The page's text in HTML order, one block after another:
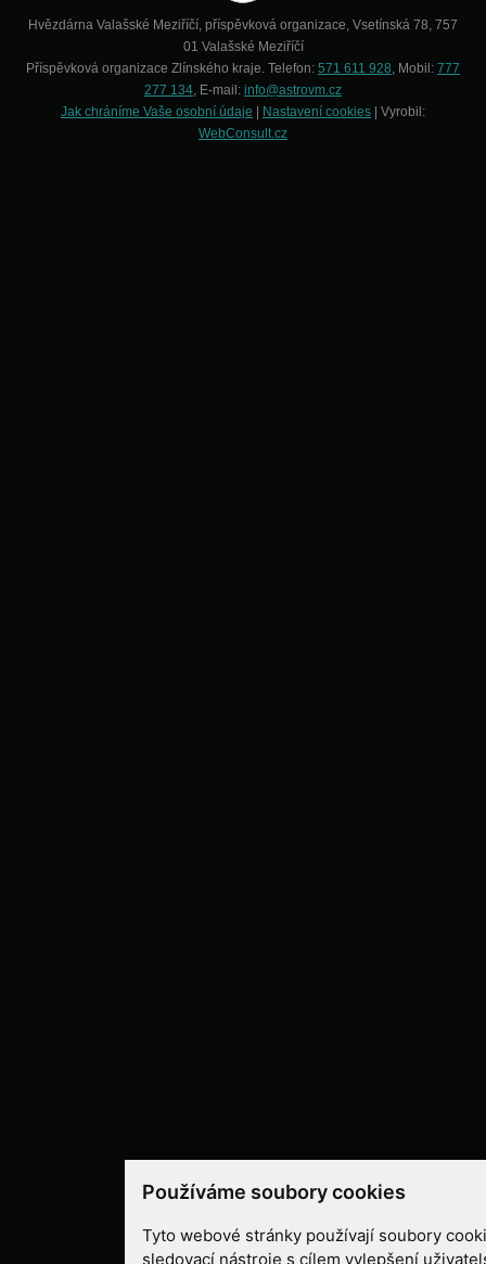
Používáme soubory cookies
Tyto webové stránky používají soubory
sledovací nástroje s cílem vylepšení
Hvězdárna Valašské Meziříčí, příspěvková organizace, Vsetínská 78, 757
01 Valašské Meziříčí
Příspěvková organizace Zlínského kraje. Telefon: 571 611 928, Mobil: 777
277 134, E-mail: info@astrovm.cz
Jak chráníme Vaše osobní údaje
Nastavení cookies | Vyrobil:
WebConsult.cz